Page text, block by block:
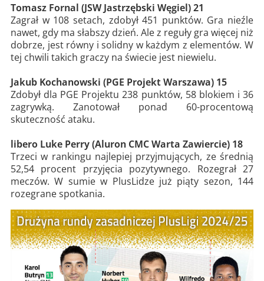
Tomasz Fornal (JSW Jastrzębski Węgiel) 21
Zagrał w 108 setach, zdobył 451 punktów. Gra nieźle
nawet, gdy ma słabszy dzień. Ale z reguły gra więcej niż
dobrze, jest równy i solidny w każdym z elementów. W
tej chwili takich graczy na świecie jest niewielu.
Jakub Kochanowski (PGE Projekt Warszawa) 15
Zdobył dla PGE Projektu 238 punktów, 58 blokiem i 36
zagrywką. Zanotował ponad 60-procentową
skuteczność ataku.
libero Luke Perry (Aluron CMC Warta Zawiercie) 18
Trzeci w rankingu najlepiej przyjmujących, ze średnią
52,54 procent przyjęcia pozytywnego. Rozegrał 27
meczów. W sumie w PlusLidze już piąty sezon, 144
rozegrane spotkania.